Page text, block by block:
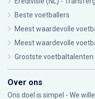
Beste voetballers
Meest waardevolle
Meest waardevolle
Grootste voetbaltalenten
Over ons
Ons doel is simpel - We